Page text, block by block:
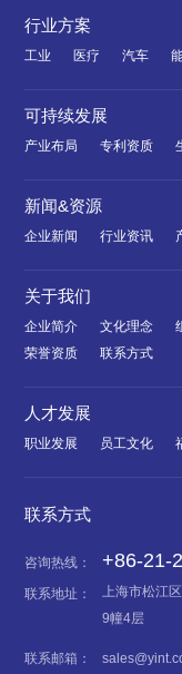
行业方案
工业 医疗 汽车
可持续发展
产业布局 专利资质
新闻&资源
企业新闻 行业资讯
关于我们
企业简介 文化理念
荣誉资质
联系方式
人才发展
职业发展 员工文化
联系方式
咨询热线： +86-21-
联系地址：
上海市松江
9幢4层
联系邮箱：